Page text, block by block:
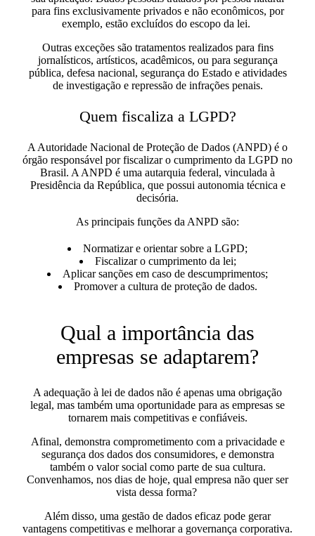
para fins exclusivamente privados e não econômicos, por
exemplo, estão excluídos do escopo da lei.
Outras exceções são tratamentos realizados para fins
jornalísticos, artísticos, acadêmicos, ou para segurança
pública, defesa nacional, segurança do Estado e atividades
de investigação e repressão de infrações penais.
Quem fiscaliza a LGPD?
A Autoridade Nacional de Proteção de Dados (ANPD) é o
órgão responsável por fiscalizar o cumprimento da LGPD no
Brasil. A ANPD é uma autarquia federal, vinculada à
Presidência da República, que possui autonomia técnica e
decisória.
As principais funções da ANPD são:
Normatizar e orientar sobre a LGPD;
Fiscalizar o cumprimento da lei;
Aplicar sanções em caso de descumprimentos;
Promover a cultura de proteção de dados.
Qual a importância das
empresas se adaptarem?
A adequação à lei de dados não é apenas uma obrigação
legal, mas também uma oportunidade para as empresas se
tornarem mais competitivas e confiáveis.
Afinal, demonstra comprometimento com a privacidade e
segurança dos dados dos consumidores, e demonstra
também o valor social como parte de sua cultura.
Convenhamos, nos dias de hoje, qual empresa não quer ser
vista dessa forma?
Além disso, uma gestão de dados eficaz pode gerar
vantagens competitivas e melhorar a governança corporativa.